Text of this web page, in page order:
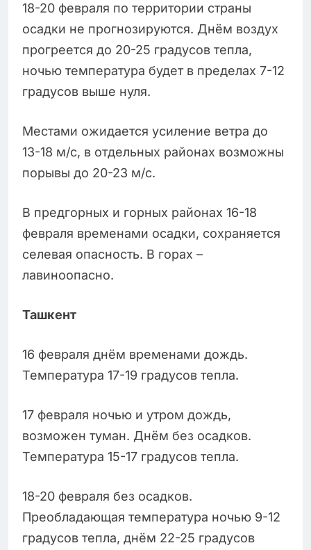
18-20 февраля по территории страны
осадки не прогнозируются. Днём воздух
прогреется до 20-25 градусов тепла,
ночью температура будет в пределах 7-12
градусов выше нуля.
Местами ожидается усиление ветра до
13-18 м/с, в отдельных районах возможны
порывы до 20-23 м/с.
В предгорных и горных районах 16-18
февраля временами осадки, сохраняется
селевая опасность. В горах –
лавиноопасно.
Ташкент
16 февраля днём временами дождь.
Температура 17-19 градусов тепла.
17 февраля ночью и утром дождь,
возможен туман. Днём без осадков.
Температура 15-17 градусов тепла.
18-20 февраля без осадков.
Преобладающая температура ночью 9-12
градусов тепла, днём 22-25 градусов